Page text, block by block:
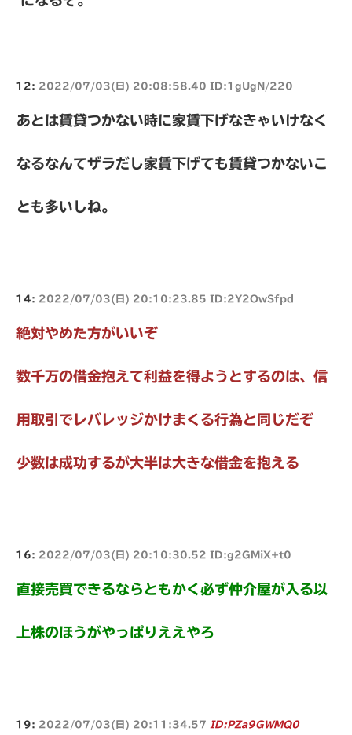
12: 2022/07/03(日) 20:08:58.40 ID:1gUgN/220
あとは賃貸つかない時に家賃下げなきゃいけなく
なるなんてザラだし家賃下げても賃貸つかないこ
とも多いしね。
14: 2022/07/03(日) 20:10:23.85 ID:2Y2OwSfpd
絶対やめた方がいいぞ
数千万の借金抱えて利益を得ようとするのは、信
用取引でレバレッジかけまくる行為と同じだぞ
少数は成功するが大半は大きな借金を抱える
16: 2022/07/03(日) 20:10:30.52 ID:g2GMiX+t0
直接売買できるならともかく必ず仲介屋が入る以
上株のほうがやっぱりええやろ
19: 2022/07/03(日) 20:11:34.57 ID:PZa9GWMQ0